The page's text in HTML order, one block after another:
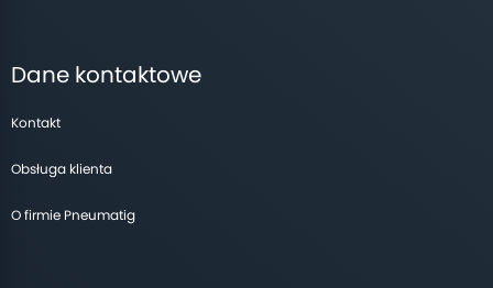
Dane kontaktowe
Kontakt
Obsługa klienta
O firmie Pneumatig